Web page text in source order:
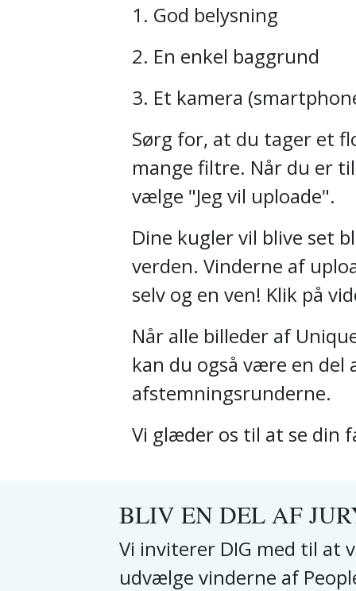
1. God belysning
2. En enkel baggrund
3. Et kamera
Sørg for, at du tager et
mange filtre. Når du er
vælge "Jeg vil uploade".
Dine kugler vil blive set
verden. Vinderne af
selv og en ven! Klik på
Når alle billeder af
kan du også være en del
afstemningsrunderne.
Vi glæder os til at se din
BLIV EN DEL AF
Vi inviterer DIG med til at
udvælge vinderne af